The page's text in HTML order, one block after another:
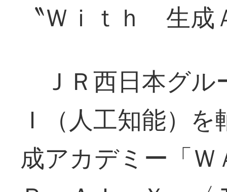
〝Ｗｉｔｈ 生成
ＪＲ西日本グル
Ｉ（人工知能）
成アカデミー「